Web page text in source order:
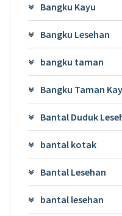
Bangku Kayu
Bangku Lesehan
bangku taman
Bangku Taman
Bantal Duduk
bantal kotak
Bantal Lesehan
bantal lesehan